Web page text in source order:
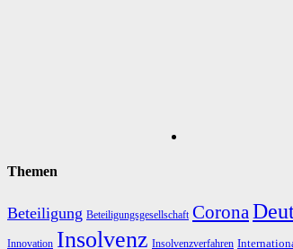
Themen
Beteiligung Beteiligungsgesellschaft Corona
Innovation Insolvenz Insolvenzverfahren